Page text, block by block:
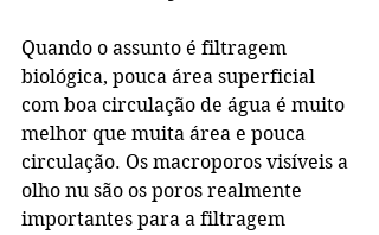
Quando o assunto é filtragem
biológica, pouca área superficial
com boa circulação de água é muito
melhor que muita área e pouca
circulação. Os macroporos visíveis a
olho nu são os poros realmente
importantes para a filtragem